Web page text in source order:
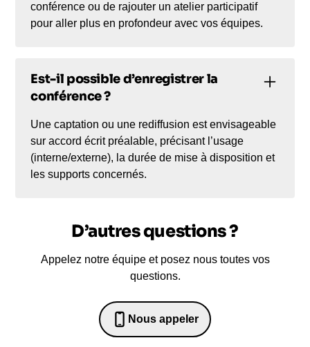
conférence ou de rajouter un atelier participatif
pour aller plus en profondeur avec vos équipes.
Est-il possible d’enregistrer la
conférence ?
Une captation ou une rediffusion est envisageable
sur accord écrit préalable, précisant l’usage
(interne/externe), la durée de mise à disposition et
les supports concernés.
D’autres questions ?
Appelez notre équipe et posez nous toutes vos
questions.
Nous appeler
0652698481